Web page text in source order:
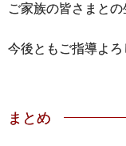
ご家族の皆さまと
今後ともご指導よろ
まとめ